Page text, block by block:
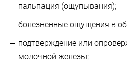
пальпация (ощупывания);
болезненные ощущения в
подтверждение или
молочной железы;